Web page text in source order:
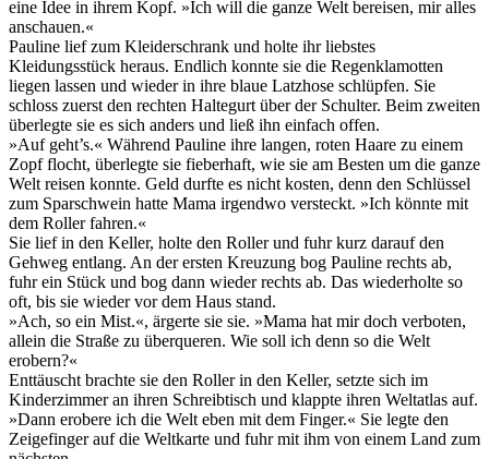
eine Idee in ihrem Kopf. »Ich will die ganze Welt bereisen, mir alles
anschauen.«
Pauline lief zum Kleiderschrank und holte ihr liebstes
Kleidungsstück heraus. Endlich konnte sie die Regenklamotten
liegen lassen und wieder in ihre blaue Latzhose schlüpfen. Sie
schloss zuerst den rechten Haltegurt über der Schulter. Beim zweiten
überlegte sie es sich anders und ließ ihn einfach offen.
»Auf geht’s.« Während Pauline ihre langen, roten Haare zu einem
Zopf flocht, überlegte sie fieberhaft, wie sie am Besten um die ganze
Welt reisen konnte. Geld durfte es nicht kosten, denn den Schlüssel
zum Sparschwein hatte Mama irgendwo versteckt. »Ich könnte mit
dem Roller fahren.«
Sie lief in den Keller, holte den Roller und fuhr kurz darauf den
Gehweg entlang. An der ersten Kreuzung bog Pauline rechts ab,
fuhr ein Stück und bog dann wieder rechts ab. Das wiederholte so
oft, bis sie wieder vor dem Haus stand.
»Ach, so ein Mist.«, ärgerte sie sie. »Mama hat mir doch verboten,
allein die Straße zu überqueren. Wie soll ich denn so die Welt
erobern?«
Enttäuscht brachte sie den Roller in den Keller, setzte sich im
Kinderzimmer an ihren Schreibtisch und klappte ihren Weltatlas auf.
»Dann erobere ich die Welt eben mit dem Finger.« Sie legte den
Zeigefinger auf die Weltkarte und fuhr mit ihm von einem Land zum